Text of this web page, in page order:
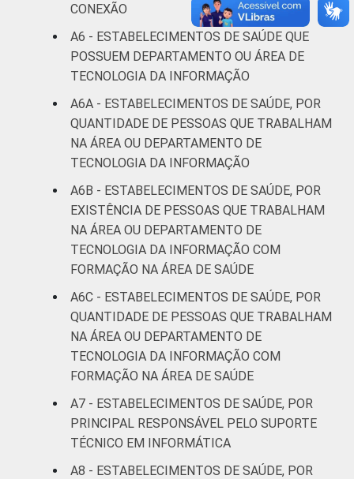
CONEXÃO
A6 - ESTABELECIMENTOS DE SAÚDE QUE
POSSUEM DEPARTAMENTO OU ÁREA DE
TECNOLOGIA DA INFORMAÇÃO
A6A - ESTABELECIMENTOS DE SAÚDE, POR
QUANTIDADE DE PESSOAS QUE TRABALHAM
NA ÁREA OU DEPARTAMENTO DE
TECNOLOGIA DA INFORMAÇÃO
A6B - ESTABELECIMENTOS DE SAÚDE, POR
EXISTÊNCIA DE PESSOAS QUE TRABALHAM
NA ÁREA OU DEPARTAMENTO DE
TECNOLOGIA DA INFORMAÇÃO COM
FORMAÇÃO NA ÁREA DE SAÚDE
A6C - ESTABELECIMENTOS DE SAÚDE, POR
QUANTIDADE DE PESSOAS QUE TRABALHAM
NA ÁREA OU DEPARTAMENTO DE
TECNOLOGIA DA INFORMAÇÃO COM
FORMAÇÃO NA ÁREA DE SAÚDE
A7 - ESTABELECIMENTOS DE SAÚDE, POR
PRINCIPAL RESPONSÁVEL PELO SUPORTE
TÉCNICO EM INFORMÁTICA
A8 - ESTABELECIMENTOS DE SAÚDE, POR